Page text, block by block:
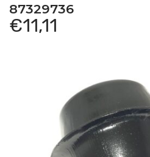
87329736
€11,11